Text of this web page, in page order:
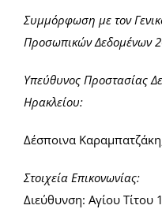
Επικοινωνία
Είσοδος
Συμμόρφωση με τον
Προσωπικών Δεδομένων
Υπεύθυνος Προστασίας
Ηρακλείου:
Δέσποινα
Στοιχεία Επικονωνίας:
Διεύθυνση: Αγίου Τίτου